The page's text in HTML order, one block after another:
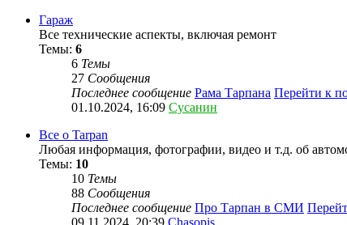
Гараж
Все технические аспекты, включая ремонт
Темы: 6
6 Темы
27 Сообщения
Последнее сообщение Рама Тарпана Перейти к
01.10.2024, 16:09 Сусанин
Все о Tarpan
Любая информация, фотографии, видео и т.д. об
Темы: 10
10 Темы
88 Сообщения
Последнее сообщение Про Тарпан в СМИ
09.11.2024, 20:39 Chasopis